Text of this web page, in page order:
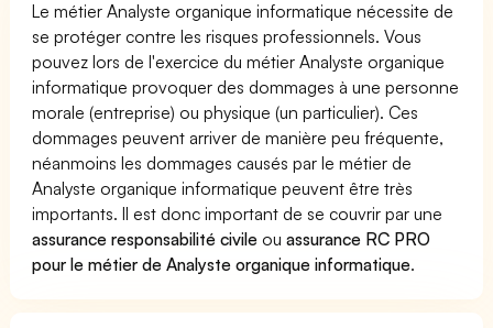
Le métier Analyste organique informatique nécessite de
se protéger contre les risques professionnels. Vous
pouvez lors de l'exercice du métier Analyste organique
informatique provoquer des dommages à une personne
morale (entreprise) ou physique (un particulier). Ces
dommages peuvent arriver de manière peu fréquente,
néanmoins les dommages causés par le métier de
Analyste organique informatique peuvent être très
importants. Il est donc important de se couvrir par une
assurance responsabilité civile ouassurance RC PRO
pour le métier de Analyste organique informatique.